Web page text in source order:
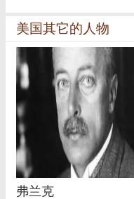
美国其它的人物
弗兰克